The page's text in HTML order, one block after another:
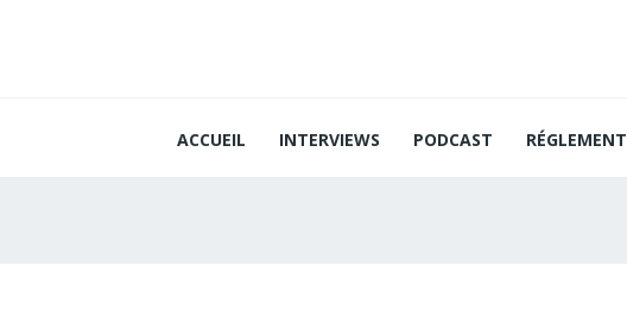
ACCUEIL INTERVIEWS PODCAST RÉGLEMENT